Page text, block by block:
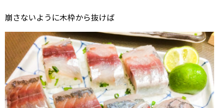
崩さないように木枠から抜けば